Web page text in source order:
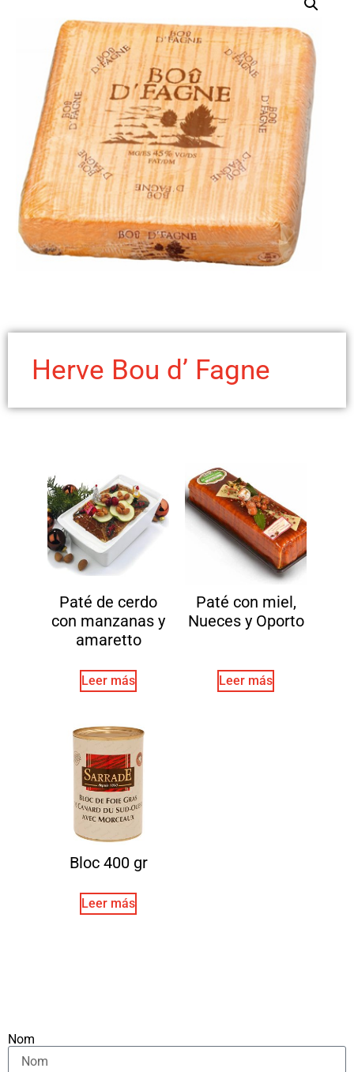
Herve Bou d’ Fagne
Paté de cerdo
con manzanas y
amaretto
Leer más
Paté con miel,
Nueces y Oporto
Leer más
Bloc 400 gr
Leer más
Nom